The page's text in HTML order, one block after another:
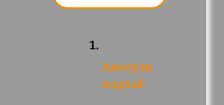
Anonym
napsal: